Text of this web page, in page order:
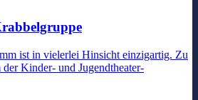
ist in vielerlei Hinsicht einzigartig. Zu
Kinder- und Jugendtheater-